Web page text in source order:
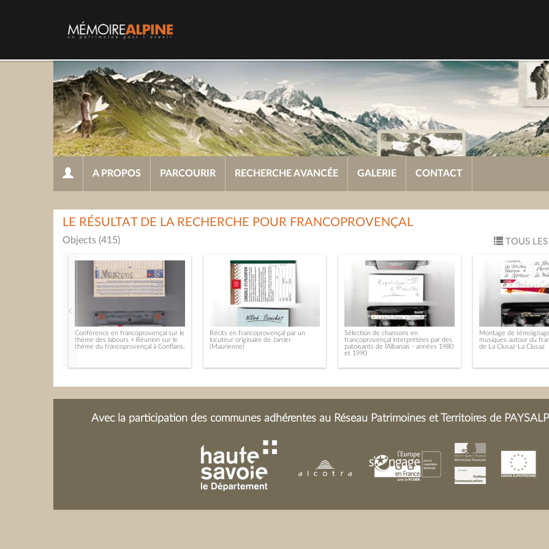
A PROPOS PARCOURIR RECHERCHE AVANCÉE GALERIE CONTACT
LE RÉSULTAT DE LA RECHERCHE POUR FRANCOPROVENÇAL
TOUS
Objects (415)
Conférence en francoprovençal sur le
thème des labours + Réunion sur le
thème du francoprovençal à Conflans.
Récits en francoprovençal par un
locuteur originaire de Jarrier
(Maurienne)
Sélection de chansons en
francoprovençal interprétées par des
patoisants de l’Albanais - années 1980
et 1990
Montage de
musiques autour du
de La Clusaz-La Clusaz
Avec la participation des communes adhérentes au Réseau Patrimoines et Territoires de